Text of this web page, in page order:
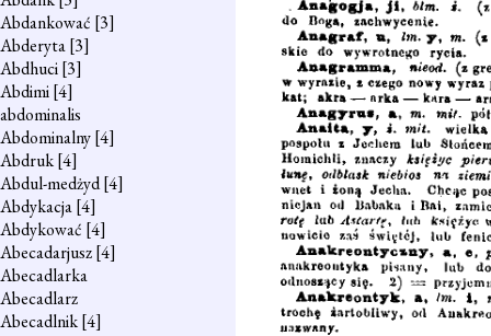
Abdankować [3]
Abderyta[3]
Abdhuci[3]
Abdimi[4]
abdominalis
Abdominalny[4]
Abdruk[4]
Abdul-medżyd[4]
Abdykacja[4]
Abdykować [4]
Abecadarjusz[4]
Abecadlarka
Abecadlarz
Abecadlnik[4]